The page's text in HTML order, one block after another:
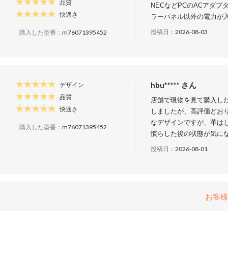
品質
快適さ
購入した型番： m76071395452
NECなどPCのACアダプ
ラーパネル以外の電力が
投稿日： 2026-08-03
デザイン
品質
快適さ
購入した型番： m76071395452
hbu***** さん
店舗で現物を見て購入し
しましたが、高評価どお
なデザインですが、革は
慣らした後の状態が気に
投稿日： 2026-08-01
お客